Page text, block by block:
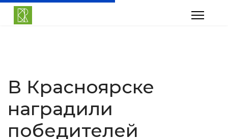
В Красноярске
наградили
победителей